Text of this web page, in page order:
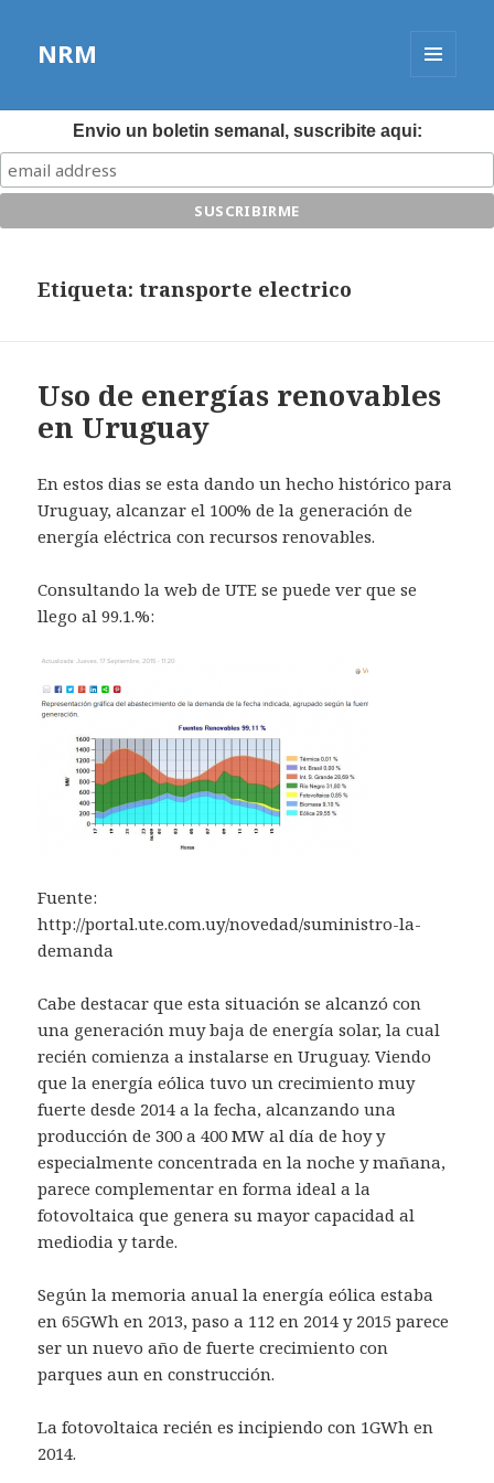
NRM
WIDGETS
Envio un boletin semanal, suscribite aqui:
Etiqueta:transporte electrico
Uso de energías renovables
en Uruguay
En estos dias se esta dando un hecho histórico para
Uruguay, alcanzar el 100% de la generación de
energía eléctrica con recursos renovables.
Consultando la web de UTE se puede ver que se
llego al 99.1.%:
Fuente:
http://portal.ute.com.uy/novedad/suministro-la-
demanda
Cabe destacar que esta situación se alcanzó con
una generación muy baja de energía solar, la cual
recién comienza a instalarse en Uruguay. Viendo
que la energía eólica tuvo un crecimiento muy
fuerte desde 2014 a la fecha, alcanzando una
producción de 300 a 400 MW al día de hoy y
especialmente concentrada en la noche y mañana,
parece complementar en forma ideal a la
fotovoltaica que genera su mayor capacidad al
mediodia y tarde.
Según la memoria anual la energía eólica estaba
en 65GWh en 2013, paso a 112 en 2014 y 2015 parece
ser un nuevo año de fuerte crecimiento con
parques aun en construcción.
La fotovoltaica recién es incipiendo con 1GWh en
2014.